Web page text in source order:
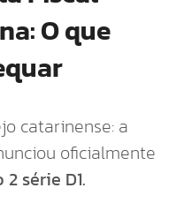
O que
catarinense: a
oficialmente
série D1.